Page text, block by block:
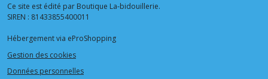
Ce site est édité par Boutique La-bidouillerie.
SIREN : 81433855400011
Hébergement via eProShopping
Gestion des cookies
Données personnelles